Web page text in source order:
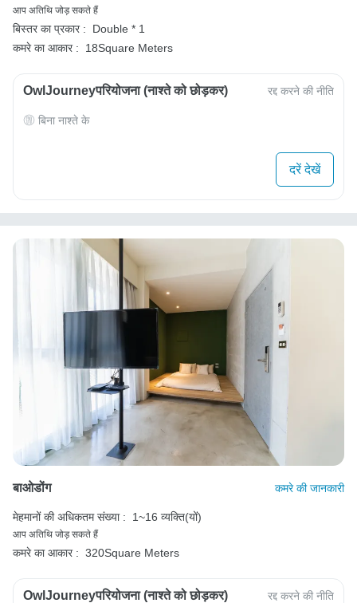
आप अतिथि जोड़ सकते हैं
बिस्तर का प्रकार :
Double * 1
कमरे का आकार :
18Square Meters
OwlJourneyपरियोजना (नाश्ते को छोड़कर) रद्द करने की नीति
बिना नाश्ते के
दरें देखें
बाओडोंग कमरे की जानकारी
मेहमानों की अधिकतम संख्या : 1~16 व्यक्ति(यों)
आप अतिथि जोड़ सकते हैं
कमरे का आकार : 320Square Meters
OwlJourneyपरियोजना (नाश्ते को छोड़कर) रद्द करने की नीति